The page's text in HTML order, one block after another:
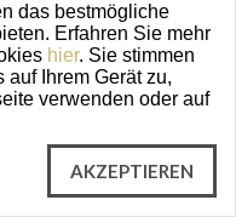
für Kinder
Woche für
das bestmögliche
Erfahren Sie mehr
hier. Sie stimmen
Ihrem Gerät zu,
verwenden oder auf
AKZEPTIEREN